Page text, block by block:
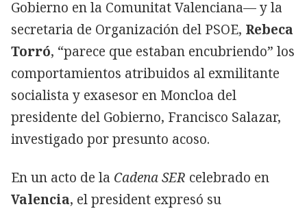
Gobierno en la Comunitat Valenciana— y la
secretaria de Organización del PSOE, Rebeca
Torró, “parece que estaban encubriendo” los
comportamientos atribuidos al exmilitante
socialista y exasesor en Moncloa del
presidente del Gobierno, Francisco Salazar,
investigado por presunto acoso.
En un acto de la Cadena SER celebrado en
Valencia, el president expresó su